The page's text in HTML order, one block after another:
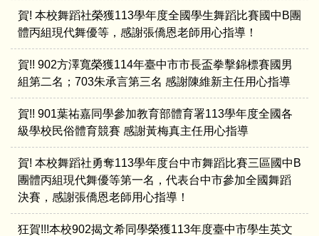
賀! 本校舞蹈社榮獲113學年度全國學生舞蹈比賽國中B團
體丙組現代舞優等，感謝張僑恩老師用心指導！
賀!! 902方澤寬榮獲114年臺中市市長盃拳擊錦標賽國男
組第二名；703朱承言第三名 感謝陳維新主任用心指導
賀!! 901葉祐嘉同學參加教育部體育署113學年度全國各
級學校民俗體育競賽 感謝黃梅真主任用心指導
賀! 本校舞蹈社勇奪113學年度台中市舞蹈比賽三區國中B
團體丙組現代舞優等第一名，代表台中市參加全國舞蹈
決賽，感謝張僑恩老師用心指導！
狂賀!!!本校902揭文希同學榮獲113年度臺中市學生英文